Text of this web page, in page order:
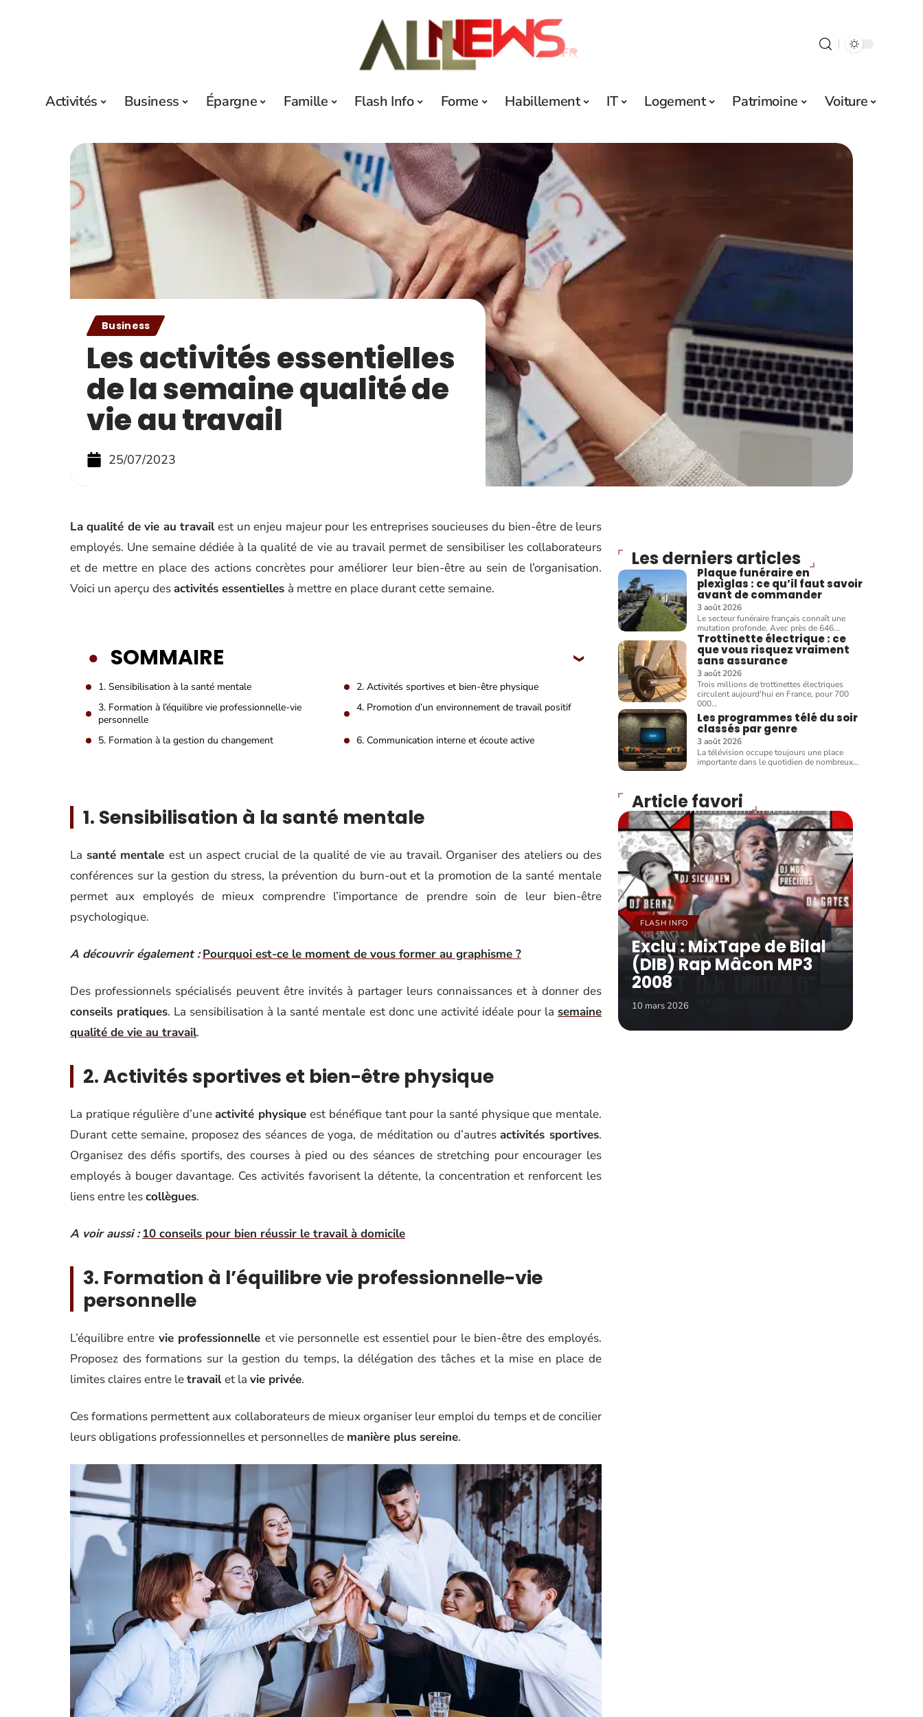
Activités Business Épargne Famille Flash Info Forme Habillement IT Logement Patrimoine Voiture
Business
Les activités essentielles
de la semaine qualité de
vie au travail
25/07/2023
La qualité de vie au travailest un enjeu majeur pour les entreprises soucieuses du bien-être de leurs
employés. Une semaine dédiée à la qualité de vie au travail permet de sensibiliser les collaborateurs
et de mettre en place des actions concrètes pour améliorer leur bien-être au sein de l’organisation.
Voici un aperçu desactivités essentielles à mettre en place durant cette semaine.
SOMMAIRE
1. Sensibilisation à la santé mentale
2. Activités sportives et bien-être physique
3. Formation à l’équilibre vie professionnelle-vie
personnelle
4. Promotion d’un environnement de travail positif
5. Formation à la gestion du changement 6. Communication interne et écoute active
1. Sensibilisation à la santé mentale
La santé mentaleest un aspect crucial de la qualité de vie au travail. Organiser des ateliers ou des
conférences sur la gestion du stress, la prévention du burn-out et la promotion de la santé mentale
permet aux employés de mieux comprendre l’importance de prendre soin de leur bien-être
psychologique.
A découvrir également : Pourquoi est-ce le moment de vous former au graphisme ?
Des professionnels spécialisés peuvent être invités à partager leurs connaissances et à donner des
conseils pratiques. La sensibilisation à la santé mentale est donc une activité idéale pour la semaine
qualité de vie au travail.
2. Activités sportives et bien-être physique
La pratique régulière d’uneactivité physiqueest bénéfique tant pour la santé physique que mentale.
Durant cette semaine, proposez des séances de yoga, de méditation ou d’autresactivités sportives.
Organisez des défis sportifs, des courses à pied ou des séances de stretching pour encourager les
employés à bouger davantage. Ces activités favorisent la détente, la concentration et renforcent les
liens entre lescollègues.
A voir aussi : 10 conseils pour bien réussir le travail à domicile
3. Formation à l’équilibre vie professionnelle-vie
personnelle
L’équilibre entre vie professionnelle et vie personnelle est essentiel pour le bien-être des employés.
Proposez des formations sur la gestion du temps, la délégation des tâches et la mise en place de
limites claires entre letravailet la vie privée.
Ces formations permettent aux collaborateurs de mieux organiser leur emploi du temps et de concilier
leurs obligations professionnelles et personnelles de manière plus sereine.
Les derniers articles
Plaque funéraire en
plexiglas : ce qu’il faut savoir
avant de commander
3 août 2026
Le secteur funéraire français connaît une
mutation profonde. Avec près de 646…
Trottinette électrique : ce
que vous risquez vraiment
sans assurance
3 août 2026
Trois millions de trottinettes électriques
circulent aujourd'hui en France, pour 700
000…
Les programmes télé du soir
classés par genre
3 août 2026
La télévision occupe toujours une place
importante dans le quotidien de nombreux…
Article favori
FLASH INFO
Exclu : MixTape de Bilal
(DIB) Rap Mâcon MP3
2008
10 mars 2026